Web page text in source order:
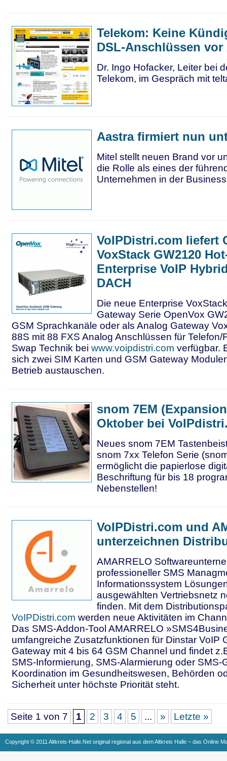
Telekom: Keine
DSL-Anschlüssen vor
Dr. Ingo Hofacker, Leiter bei
Telekom, im Gespräch mit
Aastra firmiert nun
Mitel stellt neuen Brand vor
die Rolle als eines der
Unternehmen in der
VoIPDistri.com liefert
VoxStack GW2120
Enterprise VoIP
DACH
Die neue Enterprise
Gateway Serie OpenVox
GSM Sprachkanäle oder als Analog Gateway
88S mit 88 FXS Analog Anschlüssen für Telefon/
Swap Technik bei www.voipdistri.com verfügbar.
sich zwei SIM Karten und GSM Gateway
Betrieb austauschen.
snom 7EM
Oktober bei
Neues snom 7EM
snom 7xx Telefon Serie
ermöglicht die papierlose
Beschriftung für bis 18
Nebenstellen!
VoIPDistri.com und
unterzeichnen
AMARRELO
professioneller SMS
Informationssystem
ausgewählten Vertriebsnetz
finden. Mit dem
VoIPDistri.com werden neue Aktivitäten im
Das SMS-Addon-Tool AMARRELO
umfangreiche Zusatzfunktionen für Dinstar VoIP
Gateway mit 4 bis 64 GSM Channel und findet
SMS-Informierung, SMS-Alarmierung oder SMS-
Koordination im Gesundheitswesen, Behörden
Sicherheit unter höchste Priorität steht.
Seite 1 von 7 1 2 3 4 5 ... » Letzte »
Copyright © 2011 Altkreis-Halle.Net original regional aus dem Altkreis Halle – das Online